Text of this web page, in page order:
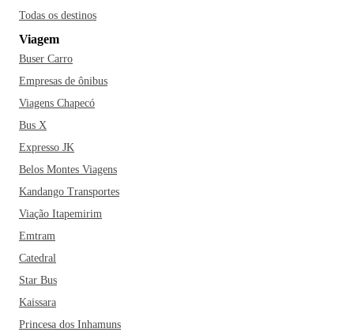
todas as partes do mundo. Curta São Paulo ao máximo e
viva tudo que a cidade tem para oferecer!
Todas os destinos
Viagem
Buser Carro
Empresas de ônibus
Viagens Chapecó
Bus X
Expresso JK
Belos Montes Viagens
Kandango Transportes
Viação Itapemirim
Emtram
Catedral
Star Bus
Kaissara
Princesa dos Inhamuns